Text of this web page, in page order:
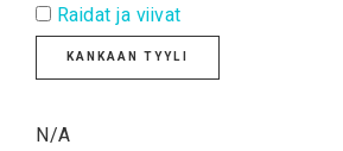
Raidat ja viivat
KANKAAN TYYLI
N/A